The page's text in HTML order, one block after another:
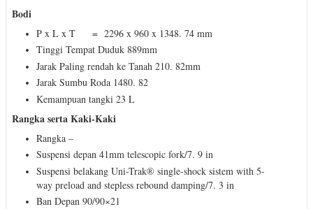
Bodi
P x L x T = 2296 x 960 x 1348. 74 mm
Tinggi Tempat Duduk 889mm
Jarak Paling rendah ke Tanah 210. 82mm
Jarak Sumbu Roda 1480. 82
Kemampuan tangki 23 L
Rangka serta Kaki-Kaki
Rangka –
Suspensi depan 41mm telescopic fork/7. 9 in
Suspensi belakang Uni-Trak® single-shock sistem with 5-
way preload and stepless rebound damping/7. 3 in
Ban Depan 90/90×21